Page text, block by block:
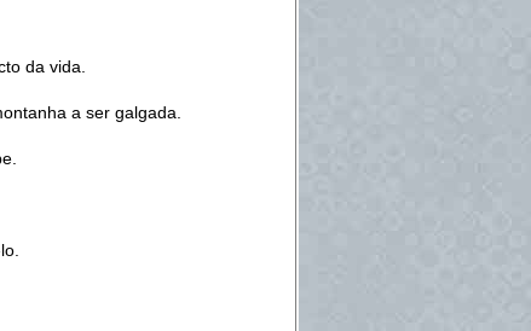
da vida.
a ser galgada.